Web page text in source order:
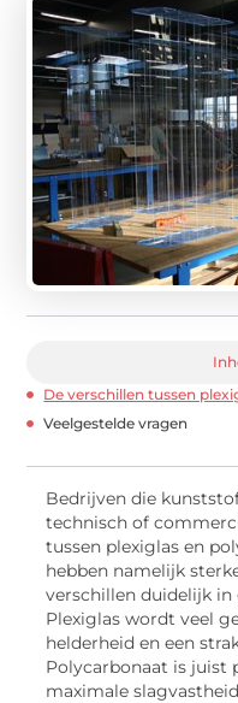
De verschillen tussen
Veelgestelde vragen
Bedrijven die
technisch of
tussen plexiglas en
hebben namelijk
verschillen duidelijk in
Plexiglas wordt veel
helderheid en een
Polycarbonaat is juist
maximale